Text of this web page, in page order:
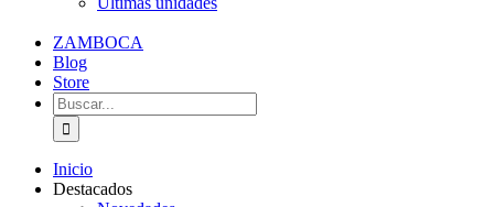
ZAMBOCA
Blog
Store
Buscar:
Inicio
Destacados